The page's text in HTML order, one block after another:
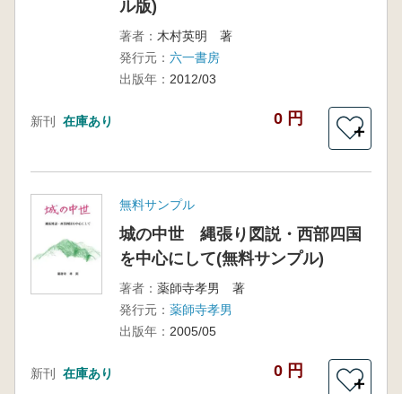
ル版)
著者： 木村英明 著
発行元： 六一書房
出版年： 2012/03
新刊 在庫あり 0 円
＋
無料サンプル
城の中世 縄張り図説・西部四国
を中心にして(無料サンプル)
著者： 薬師寺孝男 著
発行元： 薬師寺孝男
出版年： 2005/05
新刊 在庫あり 0 円
＋